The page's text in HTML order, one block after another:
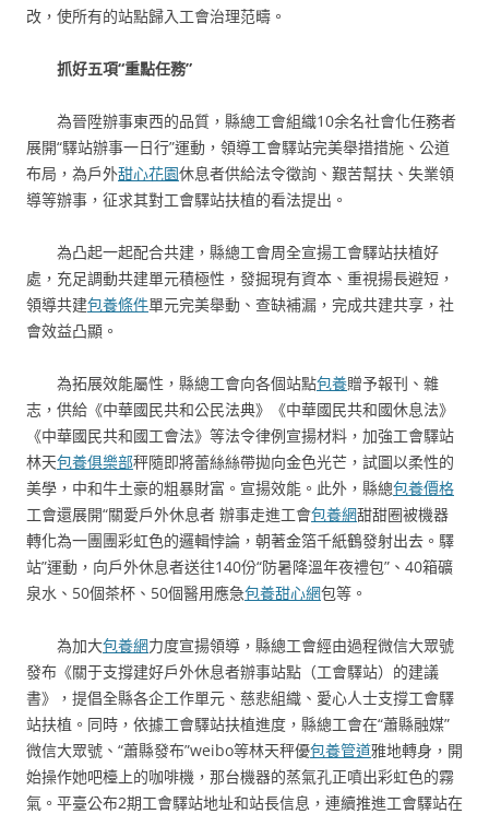
改，使所有的站點歸入工會治理范疇。
抓好五項“重點任務”
為晉陞辦事東西的品質，縣總工會組織10余名社會化任務者
展開“驛站辦事一日行”運動，領導工會驛站完美舉措措施、公道
布局，為戶外甜心花園休息者供給法令徵詢、艱苦幫扶、失業領
導等辦事，征求其對工會驛站扶植的看法提出。
為凸起一起配合共建，縣總工會周全宣揚工會驛站扶植好
處，充足調動共建單元積極性，發掘現有資本、重視揚長避短，
領導共建包養條件單元完美舉動、查缺補漏，完成共建共享，社
會效益凸顯。
為拓展效能屬性，縣總工會向各個站點包養贈予報刊、雜
志，供給《中華國民共和公民法典》《中華國民共和國休息法》
《中華國民共和國工會法》等法令律例宣揚材料，加強工會驛站
林天包養俱樂部秤隨即將蕾絲絲帶拋向金色光芒，試圖以柔性的
美學，中和牛土豪的粗暴財富。宣揚效能。此外，縣總包養價格
工會還展開“關愛戶外休息者 辦事走進工會包養網甜甜圈被機器
轉化為一團團彩虹色的邏輯悖論，朝著金箔千紙鶴發射出去。驛
站”運動，向戶外休息者送往140份“防暑降溫年夜禮包”、40箱礦
泉水、50個茶杯、50個醫用應急包養甜心網包等。
為加大包養網力度宣揚領導，縣總工會經由過程微信大眾號
發布《關于支撐建好戶外休息者辦事站點（工會驛站）的建議
書》，提倡全縣各企工作單元、慈悲組織、愛心人士支撐工會驛
站扶植。同時，依據工會驛站扶植進度，縣總工會在“蕭縣融媒”
微信大眾號、“蕭縣發布”weibo等林天秤優包養管道雅地轉身，開
始操作她吧檯上的咖啡機，那台機器的蒸氣孔正噴出彩虹色的霧
氣。平臺公布2期工會驛站地址和站長信息，連續推進工會驛站在